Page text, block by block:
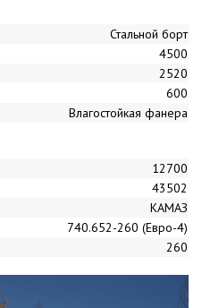
Стальной борт
4500
2520
600
Влагостойкая фанера
12700
43502
КАМАЗ
740.652-260 (Евро-4)
260